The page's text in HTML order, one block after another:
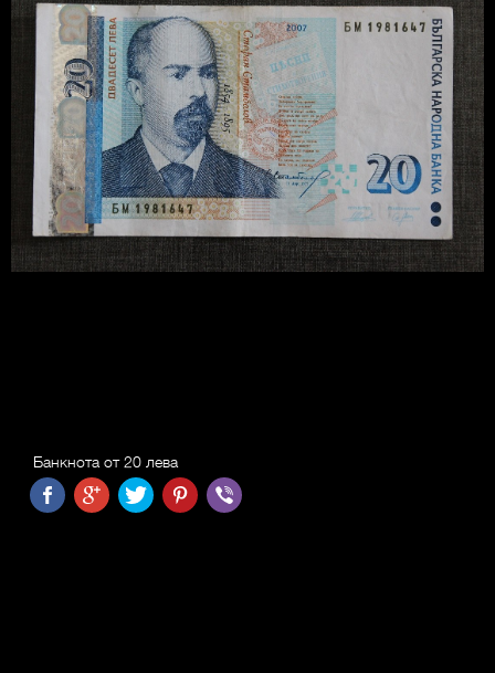
Банкнота от 20 лева